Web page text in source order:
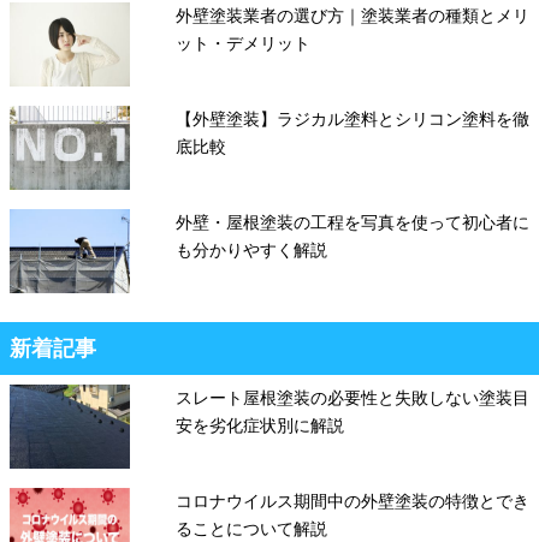
外壁塗装業者の選び方｜塗装業者の種類とメリ
ット・デメリット
【外壁塗装】ラジカル塗料とシリコン塗料を徹
底比較
外壁・屋根塗装の工程を写真を使って初心者に
も分かりやすく解説
新着記事
スレート屋根塗装の必要性と失敗しない塗装目
安を劣化症状別に解説
コロナウイルス期間中の外壁塗装の特徴とでき
ることについて解説